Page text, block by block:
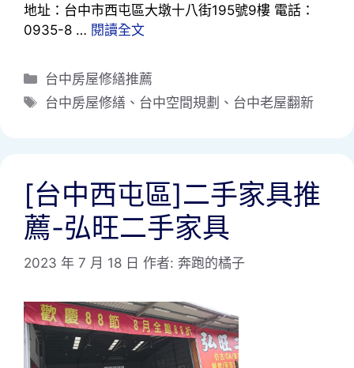
地址：台中市西屯區大墩十八街195號9樓 電話：
0935-8 … 閱讀全文
分
類
台中房屋修繕推薦
標
台中房屋修繕 、 台中空間規劃 、 台中老屋翻新
[台中西屯區]二手家具推
薦-弘旺二手家具
2023 年 7 月 18 日 作者: 奔跑的橘子